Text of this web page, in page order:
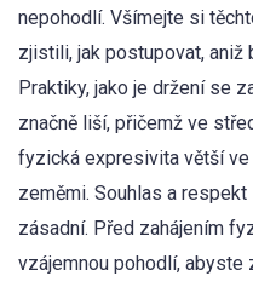
nepohodlí. Všímejte si
zjistili, jak postupovat, aniž
Praktiky, jako je držení se
značně liší, přičemž ve
fyzická expresivita větší
zeměmi. Souhlas a
zásadní. Před zahájením
vzájemnou pohodlí,